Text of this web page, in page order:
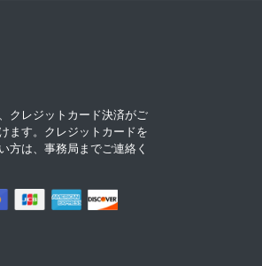
クレジットカード決済がご
ます。クレジットカードを
方は、事務局までご連絡く